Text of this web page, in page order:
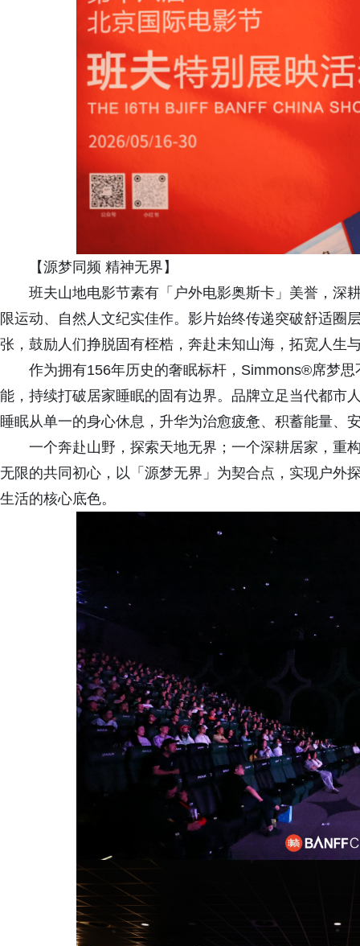
【源梦同频 精神无界】
班夫山地电影节素有「户外电影奥斯卡」美誉，深
限运动、自然人文纪实佳作。影片始终传递突破舒适圈
张，鼓励人们挣脱固有桎梏，奔赴未知山海，拓宽人生
作为拥有156年历史的奢眠标杆，Simmons®席梦
能，持续打破居家睡眠的固有边界。品牌立足当代都市
睡眠从单一的身心休息，升华为治愈疲惫、积蓄能量、
一个奔赴山野，探索天地无界；一个深耕居家，重
无限的共同初心，以「源梦无界」为契合点，实现户外
生活的核心底色。